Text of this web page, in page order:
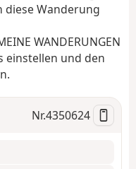
diese Wanderung
WANDERUNGEN
einstellen und den
Nr.4350624